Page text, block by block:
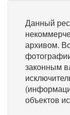
Данный
архивом.
законным
объектов